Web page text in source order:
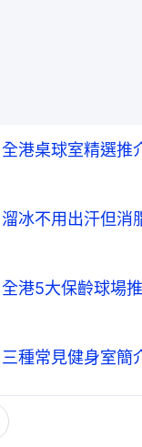
全港桌球室精選
溜冰不用出汗但
全港5大保齡球場
三種常見健身室
室內玩冷門運動